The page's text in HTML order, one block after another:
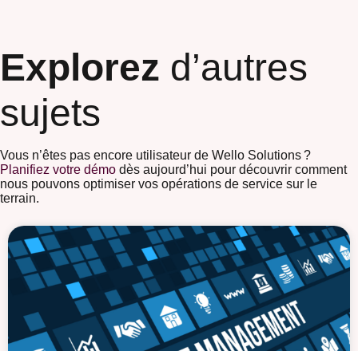
Explorez d’autres
sujets
Vous n’êtes pas encore utilisateur de Wello Solutions ?
Planifiez votre démo dès aujourd’hui pour découvrir comment
nous pouvons optimiser vos opérations de service sur le
terrain.